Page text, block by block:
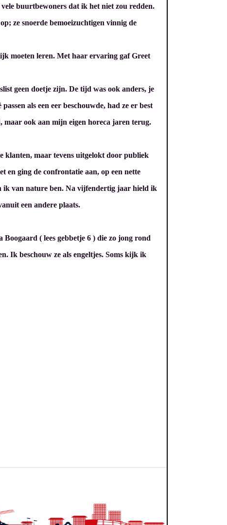
buurtbewoners dat ik het niet zou redden.
ze snoerde bemoeizuchtigen vinnig de
moeten leren. Met haar ervaring gaf Greet
geen doetje zijn. De tijd was ook anders, je
als een eer beschouwde, had ze er best
ook aan mijn eigen horeca jaren terug.
klanten, maar tevens uitgelokt door publiek
ging de confrontatie aan, op een nette
ik van nature ben. Na vijfendertig jaar hield ik
een andere plaats.
Boogaard ( lees gebbetje 6 ) die zo jong rond
Ik beschouw ze als engeltjes. Soms kijk ik